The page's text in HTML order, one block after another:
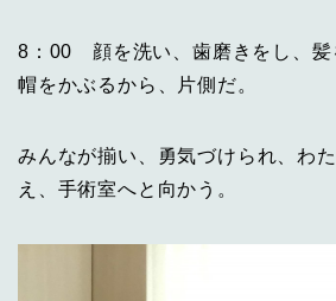
8：00 顔を洗い、歯磨きをし、髪
帽をかぶるから、片側だ。
みんなが揃い、勇気づけられ、わ
え、手術室へと向かう。